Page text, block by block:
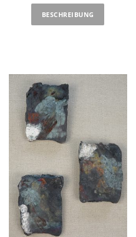
BESCHREIBUNG